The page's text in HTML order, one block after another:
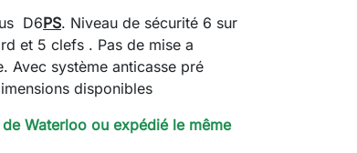
D6PS. Niveau de sécurité 6 sur
et 5 clefs . Pas de mise a
Avec système anticasse pré
disponibles
Waterloo ou expédié le même